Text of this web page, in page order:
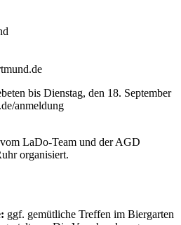
bis Dienstag, den 18. September
anmeldung
LaDo-Team und der AGD
organisiert.
ggf. gemütliche Treffen im Biergarten